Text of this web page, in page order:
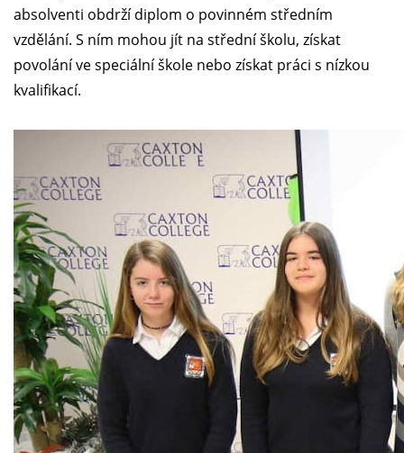
absolventi obdrží diplom o povinném středním
vzdělání. S ním mohou jít na střední školu, získat
povolání ve speciální škole nebo získat práci s nízkou
kvalifikací.